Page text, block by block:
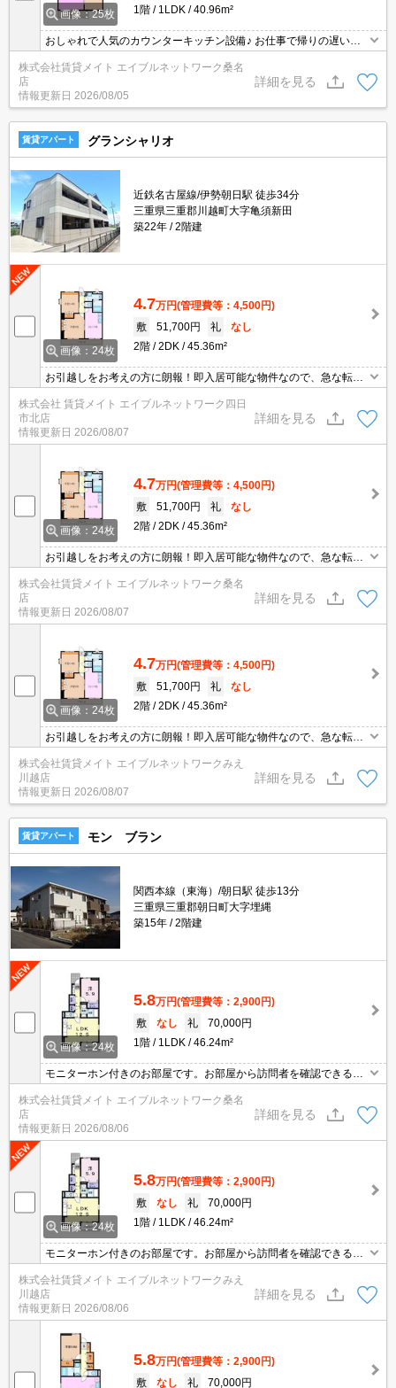
画像：25枚
1階
1LDK 40.96m²
おしゃれで人気のカウンターキッチン設備♪ お仕事で帰りの遅い方
も安心の宅配ボックス付き♪受け取り時間を気にせずネットショッピ
ングを楽しめます！
株式会社賃貸メイト エイブルネットワーク桑名
店
情報更新日 2026/08/05
詳細を見る
賃貸アパート グランシャリオ
近鉄名古屋線/伊勢朝日駅 徒歩34分
三重県三重郡川越町大字亀須新田
築22年
2階建
画像：24枚
4.7万円(管理費等：4,500円)
敷
51,700円 礼
なし
2階
2DK 45.36m²
お引越しをお考えの方に朗報！即入居可能な物件なので、急な転勤
や新生活のスタートにもピッタリ。理想のお部屋で新しい暮らしを
始めませんか？ 人気の角部屋！ お隣さまが少ないので気になる生活
音が軽減されます◎
株式会社 賃貸メイト エイブルネットワーク四日
市北店
情報更新日 2026/08/07
詳細を見る
画像：24枚
4.7万円(管理費等：4,500円)
敷
51,700円 礼
なし
2階
2DK 45.36m²
お引越しをお考えの方に朗報！即入居可能な物件なので、急な転勤
や新生活のスタートにもピッタリ。理想のお部屋で新しい暮らしを
始めませんか？ 人気の角部屋！ お隣さまが少ないので気になる生活
株式会社賃貸メイト エイブルネットワーク桑名
店
情報更新日 2026/08/07
詳細を見る
画像：24枚
4.7万円(管理費等：4,500円)
敷
51,700円 礼
なし
2階
2DK 45.36m²
お引越しをお考えの方に朗報！即入居可能な物件なので、急な転勤
や新生活のスタートにもピッタリ。理想のお部屋で新しい暮らしを
始めませんか？ 人気の角部屋！ お隣さまが少ないので気になる生活
音が軽減されます◎
株式会社賃貸メイト エイブルネットワークみえ
川越店
情報更新日 2026/08/07
詳細を見る
賃貸アパート モン ブラン
関西本線（東海）/朝日駅 徒歩13分
三重県三重郡朝日町大字埋縄
築15年
2階建
画像：24枚
5.8万円(管理費等：2,900円)
敷
なし 礼
70,000円
1階
1LDK 46.24m²
モニターホン付きのお部屋です。お部屋から訪問者を確認できるの
でセキュリティ面はもちろん知らない人やセールスに対応する必要
もありません。 エアコン付きのお部屋で、夏も冬も快適な室温で過
株式会社賃貸メイト エイブルネットワーク桑名
店
情報更新日 2026/08/06
詳細を見る
画像：24枚
5.8万円(管理費等：2,900円)
敷
なし 礼
70,000円
1階
1LDK 46.24m²
モニターホン付きのお部屋です。お部屋から訪問者を確認できるの
でセキュリティ面はもちろん知らない人やセールスに対応する必要
もありません。 エアコン付きのお部屋で、夏も冬も快適な室温で過
ごせます！
株式会社賃貸メイト エイブルネットワークみえ
川越店
情報更新日 2026/08/06
詳細を見る
5.8万円(管理費等：2,900円)
敷
なし 礼 70,000円